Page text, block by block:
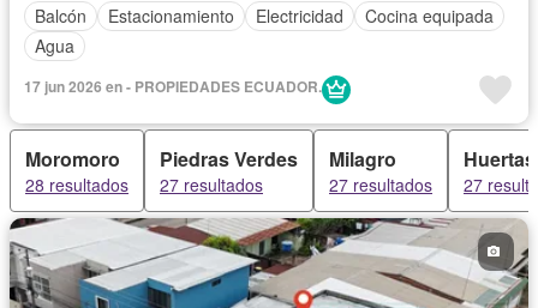
Balcón
Estacionamiento Electricidad
Cocina equipada
Agua
17 jun 2026 en - PROPIEDADES ECUADOR.
Moromoro
28 resultados
Piedras Verdes
27 resultados
Milagro
27 resultados
Huertas
27